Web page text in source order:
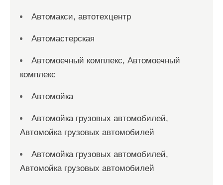
Автомакси, автотехцентр
Автомастерская
Автомоечный комплекс, Автомоечный
комплекс
Автомойка
Автомойка грузовых автомобилей,
Автомойка грузовых автомобилей
Автомойка грузовых автомобилей,
Автомойка грузовых автомобилей